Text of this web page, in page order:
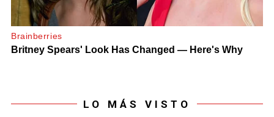
LO MÁS VISTO